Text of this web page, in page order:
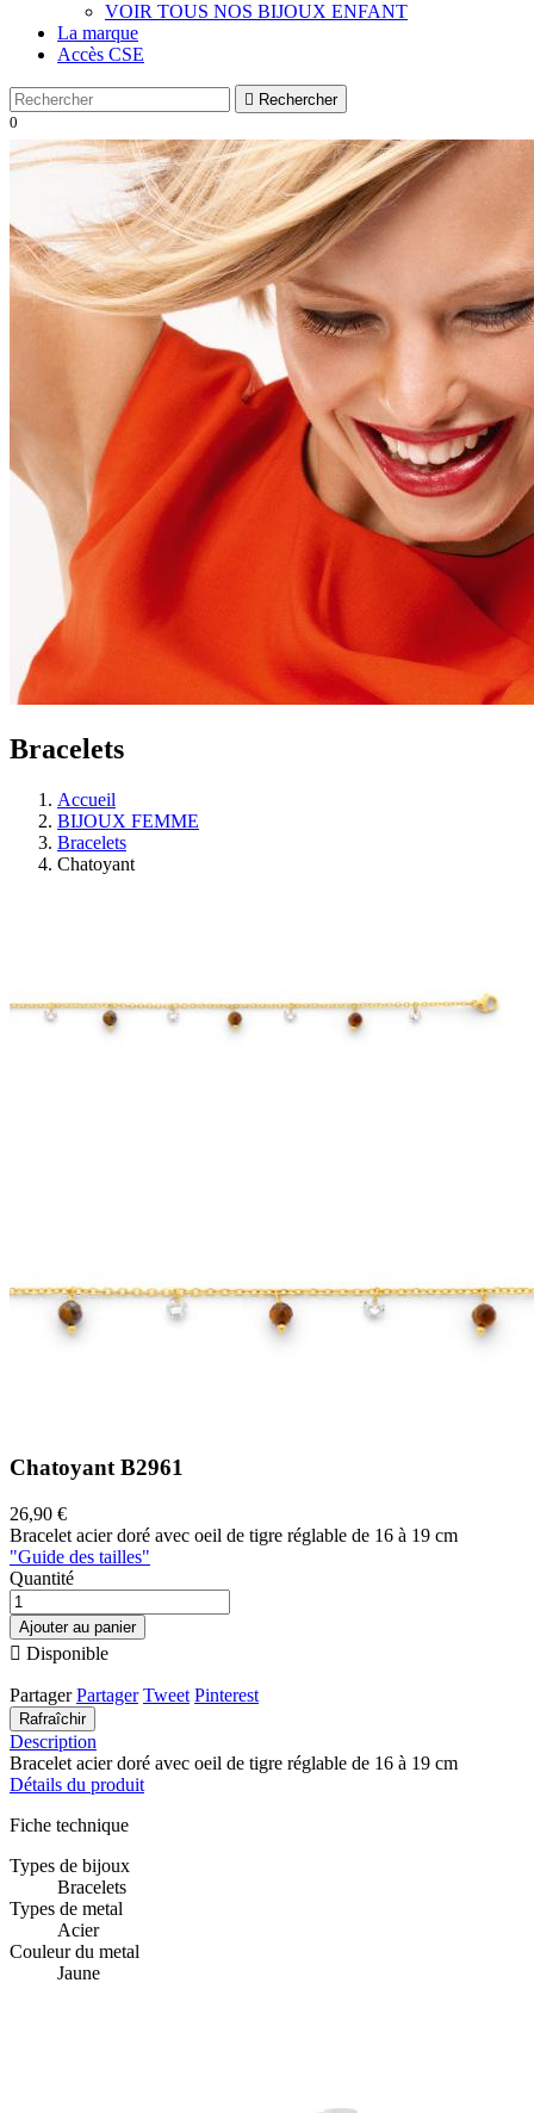
VOIR TOUS NOS BIJOUX ENFANT
La marque
Accès CSE
 Rechercher
0
Bracelets
Accueil
BIJOUX FEMME
Bracelets
Chatoyant
ChatoyantB2961
26,90 €
Bracelet acier doré avec oeil de tigre réglable de 16 à 19 cm
"Guide des tailles"
Quantité
Ajouter au panier
 Disponible
Partager Partager Tweet Pinterest
Description
Bracelet acier doré avec oeil de tigre réglable de 16 à 19 cm
Détails du produit
Fiche technique
Types de bijoux
Bracelets
Types de metal
Acier
Couleur du metal
Jaune